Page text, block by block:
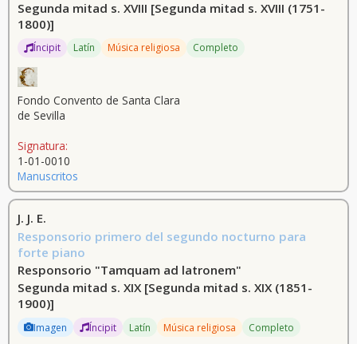
Segunda mitad s. XVIII [Segunda mitad s. XVIII (1751-
1800)]
Íncipit Latín Música religiosa Completo
Fondo Convento de Santa Clara
de Sevilla
Signatura:
1-01-0010
Manuscritos
J. J. E.
Responsorio primero del segundo nocturno para
forte piano
Responsorio "Tamquam ad latronem"
Segunda mitad s. XIX [Segunda mitad s. XIX (1851-
1900)]
Imagen Íncipit Latín Música religiosa Completo